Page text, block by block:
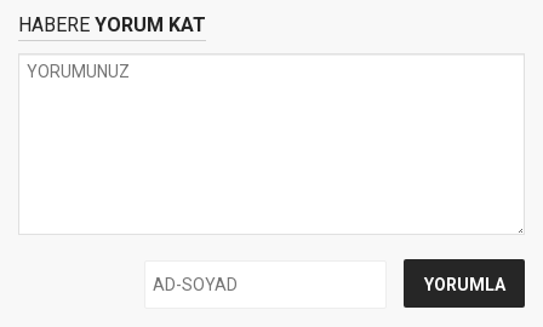
HABERE YORUM KAT